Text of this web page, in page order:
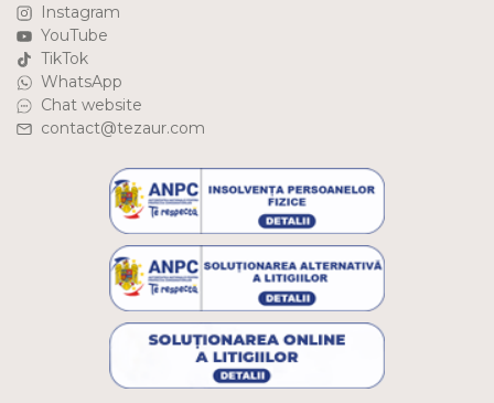
Instagram
YouTube
TikTok
WhatsApp
Chat website
contact@tezaur.com